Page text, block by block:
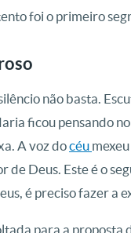
foi o primeiro
não basta.
ficou pensando
A voz docéu
de Deus. Este é o
é preciso fazer a
para a proposta